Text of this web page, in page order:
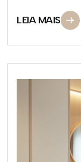
LEIA MAIS